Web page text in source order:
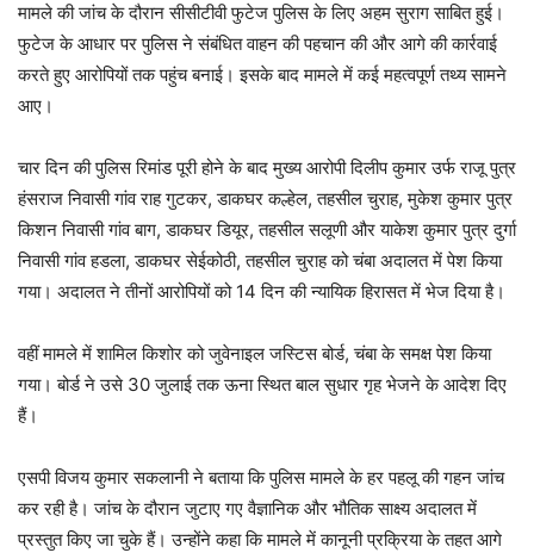
मामले की जांच के दौरान सीसीटीवी फुटेज पुलिस के लिए अहम सुराग साबित हुई।
फुटेज के आधार पर पुलिस ने संबंधित वाहन की पहचान की और आगे की कार्रवाई
करते हुए आरोपियों तक पहुंच बनाई। इसके बाद मामले में कई महत्वपूर्ण तथ्य सामने
आए।
चार दिन की पुलिस रिमांड पूरी होने के बाद मुख्य आरोपी दिलीप कुमार उर्फ राजू पुत्र
हंसराज निवासी गांव राह गुटकर, डाकघर कल्हेल, तहसील चुराह, मुकेश कुमार पुत्र
किशन निवासी गांव बाग, डाकघर डियूर, तहसील सलूणी और याकेश कुमार पुत्र दुर्गा
निवासी गांव हडला, डाकघर सेईकोठी, तहसील चुराह को चंबा अदालत में पेश किया
गया। अदालत ने तीनों आरोपियों को 14 दिन की न्यायिक हिरासत में भेज दिया है।
वहीं मामले में शामिल किशोर को जुवेनाइल जस्टिस बोर्ड, चंबा के समक्ष पेश किया
गया। बोर्ड ने उसे 30 जुलाई तक ऊना स्थित बाल सुधार गृह भेजने के आदेश दिए
हैं।
एसपी विजय कुमार सकलानी ने बताया कि पुलिस मामले के हर पहलू की गहन जांच
कर रही है। जांच के दौरान जुटाए गए वैज्ञानिक और भौतिक साक्ष्य अदालत में
प्रस्तुत किए जा चुके हैं। उन्होंने कहा कि मामले में कानूनी प्रक्रिया के तहत आगे